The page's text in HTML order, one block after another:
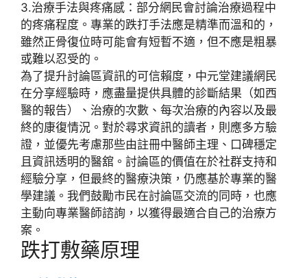
3.治療手法與疼痛感 ：部分網民會討論治療過程中
的疼痛程度。專業的跌打手法應是精準而溫和 的，
雖然正骨復位時可能會有短暫不適，但不應是粗暴
或難以忍受的。
為了提升討論區資訊的可信賴度 ， 中元堂建議網民
在分享經驗時，應盡量提供具體的診斷結果 （如西
醫的報告）、 治療的次數 、 每次治療的內容以及最
終的康復情況 。對於尋求資訊的讀者，則應多方驗
證 ，並優先考慮那些由註冊中醫師主理、 口碑穩定
且資訊透明的醫舘。討論區的價值在於社群支持和
經驗分享 ，但最終的醫療決策，仍應基於專業的醫
學建議 。我們鼓勵市民在討論區交流的同時，也應
主動向專業醫師諮詢，以獲得最適合自己的治療方
案。
跌打敷藥原理